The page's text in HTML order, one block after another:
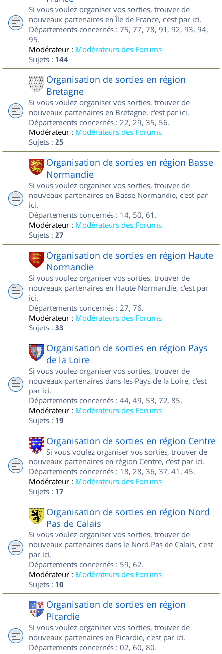
Si vous voulez organiser vos sorties, trouver de
nouveaux partenaires en Île de France, c'est par ici.
Départements concernés : 75, 77, 78, 91, 92, 93, 94,
95.
Modérateur : Modérateurs des Forums
Sujets : 144
Organisation de sorties en région
Bretagne
Si vous voulez organiser vos sorties, trouver de
nouveaux partenaires en Bretagne, c'est par ici.
Départements concernés : 22, 29, 35, 56.
Modérateur : Modérateurs des Forums
Sujets : 25
Organisation de sorties en région Basse
Normandie
Si vous voulez organiser vos sorties, trouver de
nouveaux partenaires en Basse Normandie, c'est par
ici.
Départements concernés : 14, 50, 61.
Modérateur : Modérateurs des Forums
Sujets : 27
Organisation de sorties en région Haute
Normandie
Si vous voulez organiser vos sorties, trouver de
nouveaux partenaires en Haute Normandie, c'est par
ici.
Départements concernés : 27, 76.
Modérateur : Modérateurs des Forums
Sujets : 33
Organisation de sorties en région Pays
de la Loire
Si vous voulez organiser vos sorties, trouver de
nouveaux partenaires dans les Pays de la Loire, c'est
par ici.
Départements concernés : 44, 49, 53, 72, 85.
Modérateur : Modérateurs des Forums
Sujets : 19
Organisation de sorties en région Centre
Si vous voulez organiser vos sorties, trouver de
nouveaux partenaires en région Centre, c'est par ici.
Départements concernés : 18, 28, 36, 37, 41, 45.
Modérateur : Modérateurs des Forums
Sujets : 17
Organisation de sorties en région Nord
Pas de Calais
Si vous voulez organiser vos sorties, trouver de
nouveaux partenaires dans le Nord Pas de Calais, c'est
par ici.
Départements concernés : 59, 62.
Modérateur : Modérateurs des Forums
Sujets : 10
Organisation de sorties en région
Picardie
Si vous voulez organiser vos sorties, trouver de
nouveaux partenaires en Picardie, c'est par ici.
Départements concernés : 02, 60, 80.